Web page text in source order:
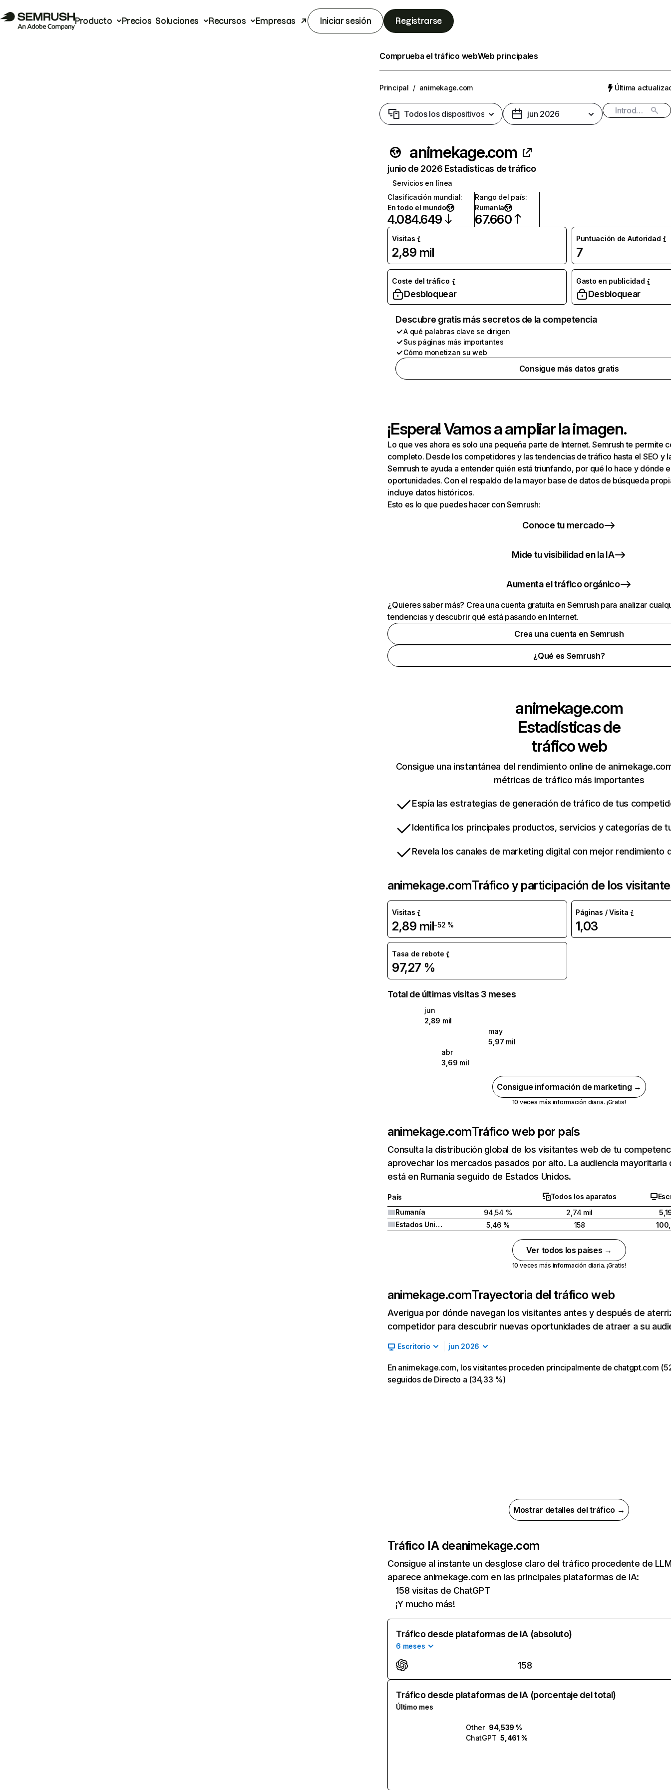
Producto Precios Soluciones Recursos Empresas Iniciar sesión Registrarse
Comprueba el tráfico webWeb principales
Principal / animekage.com Última
Todos los dispositivos jun 2026
animekage.com
junio de 2026 Estadísticas de tráfico
Servicios en línea
Clasificación mundial:
En todo el mundo
4.084.649
Rango del país:
Rumanía
67.660
Visitas
2,89 mil
Puntuación de Autoridad
7
Coste del tráfico
Desbloquear
Gasto en publicidad
Desbloquear
Descubre gratis más secretos de la competencia
A qué palabras clave se dirigen
Sus páginas más importantes
Cómo monetizan su web
Consigue más datos gratis
¡Espera! Vamos a ampliar la imagen.
Lo que ves ahora es solo una pequeña parte de Internet. Semrush te permite
completo. Desde los competidores y las tendencias de tráfico hasta el SEO y
Semrush te ayuda a entender quién está triunfando, por qué lo hace y dónde
oportunidades. Con el respaldo de la mayor base de datos de búsqueda
incluye datos históricos.
Esto es lo que puedes hacer con Semrush:
Conoce tu mercado
Mide tu visibilidad en la IA
Aumenta el tráfico orgánico
¿Quieres saber más? Crea una cuenta gratuita en Semrush para analizar
tendencias y descubrir qué está pasando en Internet.
Crea una cuenta en Semrush
¿Qué es Semrush?
animekage.com
Estadísticas de
tráfico web
Consigue una instantánea del rendimiento online de
métricas de tráfico más importantes
Espía las estrategias de generación de tráfico de tus
Identifica los principales productos, servicios y categorías de
Revela los canales de marketing digital con mejor rendimiento
animekage.comTráfico y participación de los
Visitas
2,89 mil-52 %
Páginas / Visita
1,03
Tasa de rebote
97,27 %
Total de últimas visitas 3 meses
jun
2,89 mil
may
5,97 mil
abr
3,69 mil
Consigue información de marketing →
10 veces más información diaria. ¡Gratis!
animekage.comTráfico web por país
Consulta la distribución global de los visitantes web de tu
aprovechar los mercados pasados por alto. La audiencia mayoritaria
está en Rumanía seguido de Estados Unidos.
País Todos los aparatos
Rumanía
94,54 % 2,74 mil
Estados Unidos
5,46 % 158
Ver todos los países →
10 veces más información diaria. ¡Gratis!
animekage.comTrayectoria del tráfico web
Averigua por dónde navegan los visitantes antes y después de
competidor para descubrir nuevas oportunidades de atraer a su
Escritorio jun 2026
En animekage.com, los visitantes proceden principalmente de chatgpt.com
seguidos de Directo a (34,33 %)
Mostrar detalles del tráfico →
Tráfico IA deanimekage.com
Consigue al instante un desglose claro del tráfico procedente de
aparece animekage.com en las principales plataformas de IA:
158 visitas de ChatGPT
¡Y mucho más!
Tráfico desde plataformas de IA (absoluto)
6 meses
158
Tráfico desde plataformas de IA (porcentaje del total)
Último mes
Other 94,539 %
ChatGPT 5,461 %